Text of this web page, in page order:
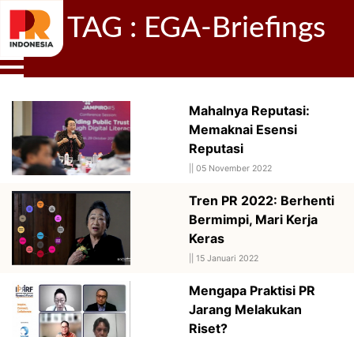
TAG : EGA-Briefings
Mahalnya Reputasi:
Memaknai Esensi
Reputasi
05 November 2022
Tren PR 2022: Berhenti
Bermimpi, Mari Kerja
Keras
15 Januari 2022
Mengapa Praktisi PR
Jarang Melakukan
Riset?